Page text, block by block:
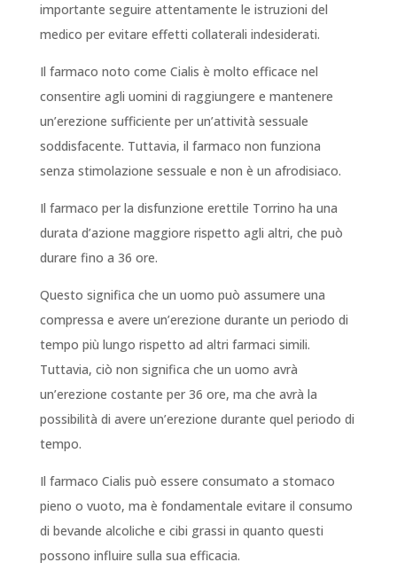
importante seguire attentamente le istruzioni del
medico per evitare effetti collaterali indesiderati.
Il farmaco noto come Cialis è molto efficace nel
consentire agli uomini di raggiungere e mantenere
un’erezione sufficiente per un’attività sessuale
soddisfacente. Tuttavia, il farmaco non funziona
senza stimolazione sessuale e non è un afrodisiaco.
Il farmaco per la disfunzione erettile Torrino ha una
durata d’azione maggiore rispetto agli altri, che può
durare fino a 36 ore.
Questo significa che un uomo può assumere una
compressa e avere un’erezione durante un periodo di
tempo più lungo rispetto ad altri farmaci simili.
Tuttavia, ciò non significa che un uomo avrà
un’erezione costante per 36 ore, ma che avrà la
possibilità di avere un’erezione durante quel periodo di
tempo.
Il farmaco Cialis può essere consumato a stomaco
pieno o vuoto, ma è fondamentale evitare il consumo
di bevande alcoliche e cibi grassi in quanto questi
possono influire sulla sua efficacia.